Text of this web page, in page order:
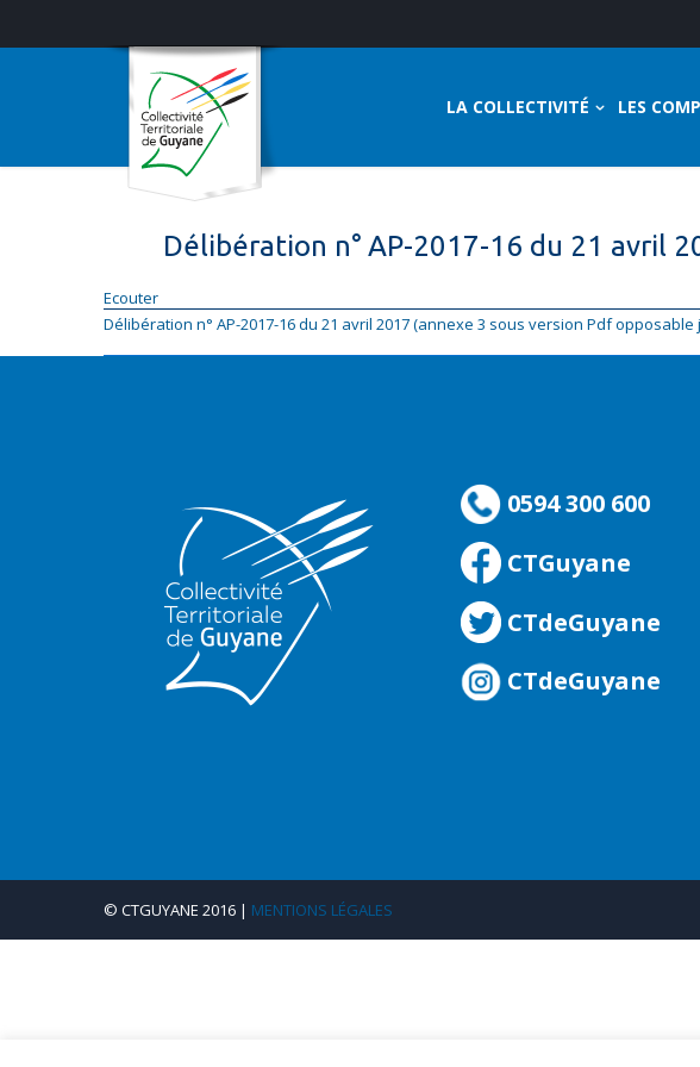
LA COLLECTIVITÉ LES
Délibération n° AP-2017-16 du 21 avril
Ecouter
Délibération n° AP-2017-16 du 21 avril 2017 (annexe 3 sous version Pdf
0594 300 600
CTGuyane
CTdeGuyane
CTdeGuyane
© CTGUYANE 2016 | MENTIONS LÉGALES